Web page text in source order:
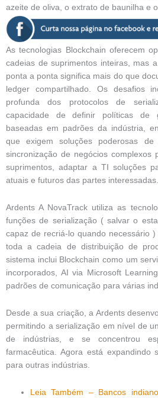
azeite de oliva, o extrato de baunilha e
As tecnologias Blockchain oferecem
cadeias de suprimentos inteiras, mas
ponta a ponta significa mais do que
ledger compartilhado. Os desafios
profunda dos protocolos de
capacidade de definir políticas de
baseadas em padrões da indústria,
que exigem soluções poderosas de
sincronização de negócios complexos
suprimentos, adaptar a TI soluções
atuais e futuros das partes interessadas.
Ardents A NovaTrack utiliza as
funções de serialização ( salvar o
capaz de recriá-lo quando necessário
toda a cadeia de distribuição de
sistema inclui Blockchain como um
incorporados, AI via Microsoft
padrões de comunicação para várias
Desde a sua criação, a Ardents
permitindo a serialização em nível de
de indústrias, e se concentrou
farmacêutica. Agora está expandindo
para outras indústrias.
Leia Também – Bancos